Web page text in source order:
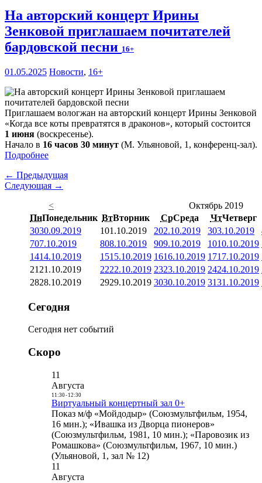
На авторский концерт Ирины
Зенковой приглашаем почитателей
бардовской песни 16+
01.05.2025 Новости, 16+
Приглашаем вологжан на авторский концерт Ирины Зенковой
«Когда все коты превратятся в драконов», который состоится
1 июня (воскресенье).
Начало в 16 часов 30 минут (М. Ульяновой, 1, конференц-зал).
Подробнее
← Предыдущая
Следующая →
<
Октябрь 2019
ПнПонедельник ВтВторник СрСреда ЧтЧетверг
3030.09.2019 101.10.2019 202.10.2019 303.10.2019
707.10.2019 808.10.2019 909.10.2019 1010.10.2019
1414.10.2019 1515.10.2019 1616.10.2019 1717.10.2019
21 21.10.2019 2222.10.2019 2323.10.2019 2424.10.2019
2828.10.2019 2929.10.2019 3030.10.2019 3131.10.2019
Сегодня
Сегодня нет событий
Скоро
11
Августа
11:30- 12:30
Виртуальный концертный зал 0+
Показ м/ф «Мойдодыр» (Союзмультфильм, 1954,
16 мин.); «Ивашка из Дворца пионеров»
(Союзмультфильм, 1981, 10 мин.); «Паровозик из
Ромашкова» (Союзмультфильм, 1967, 10 мин.)
(Ульяновой, 1, зал № 12)
11
Августа